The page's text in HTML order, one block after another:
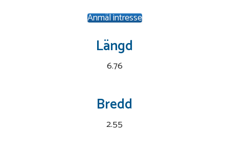
Anmäl intresse
Längd
6.76
Bredd
2.55